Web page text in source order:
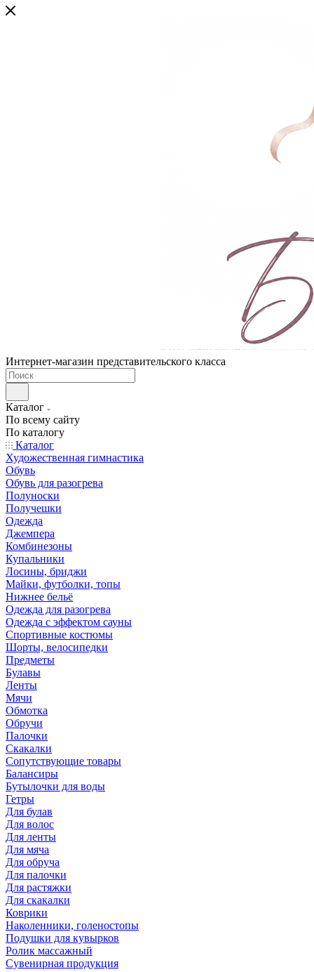
Интернет-магазин представительского класса
Каталог
По всему сайту
По каталогу
Каталог
Художественная гимнастика
Обувь
Обувь для разогрева
Полуноски
Получешки
Одежда
Джемпера
Комбинезоны
Купальники
Лосины, бриджи
Майки, футболки, топы
Нижнее бельё
Одежда для разогрева
Одежда с эффектом сауны
Спортивные костюмы
Шорты, велосипедки
Предметы
Булавы
Ленты
Мячи
Обмотка
Обручи
Палочки
Скакалки
Сопутствующие товары
Балансиры
Бутылочки для воды
Гетры
Для булав
Для волос
Для ленты
Для мяча
Для обруча
Для палочки
Для растяжки
Для скакалки
Коврики
Наколенники, голеностопы
Подушки для кувырков
Ролик массажный
Сувенирная продукция